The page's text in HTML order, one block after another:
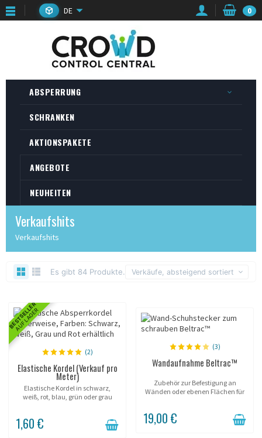
DE 0
ABSPERRUNG
SCHRANKEN
AKTIONSPAKETE
ANGEBOTE
NEUHEITEN
Verkaufshits
Verkaufshits
Es gibt 84 Produkte. Verkäufe, absteigend sortiert
BESTSELLER
AUF LAGER
(2)
Elastische Kordel (Verkauf pro
Meter)
Elastische Kordel in schwarz,
weiß, rot, blau, grün oder grau
1,60 €
(3)
Wandaufnahme Beltrac™
Zubehör zur Befestigung an
Wänden oder ebenen Flächen für
19,00 €